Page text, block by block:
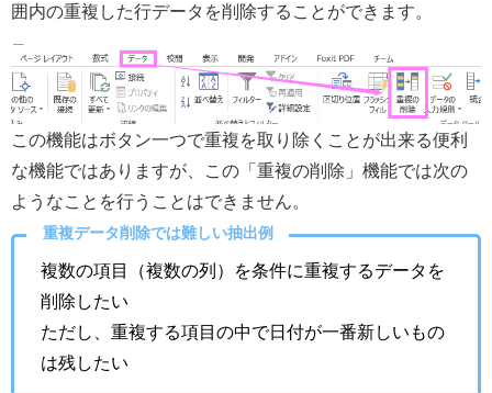
囲内の重複した行データを削除することができます。
この機能はボタン一つで重複を取り除くことが出来る便利
な機能ではありますが、この「重複の削除」機能では次の
ようなことを行うことはできません。
重複データ削除では難しい抽出例
複数の項目（複数の列）を条件に重複するデータを
削除したい
ただし、重複する項目の中で日付が一番新しいもの
は残したい